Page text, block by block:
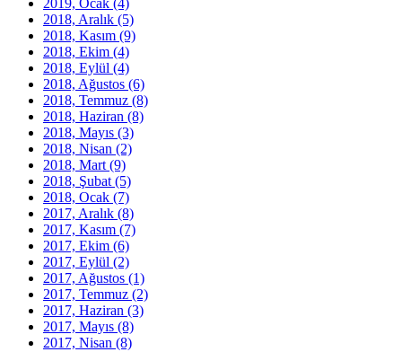
2018, Aralık (5)
2018, Kasım (9)
2018, Ekim (4)
2018, Eylül (4)
2018, Ağustos (6)
2018, Temmuz (8)
2018, Haziran (8)
2018, Mayıs (3)
2018, Nisan (2)
2018, Mart (9)
2018, Şubat (5)
2018, Ocak (7)
2017, Aralık (8)
2017, Kasım (7)
2017, Ekim (6)
2017, Eylül (2)
2017, Ağustos (1)
2017, Temmuz (2)
2017, Haziran (3)
2017, Mayıs (8)
2017, Nisan (8)